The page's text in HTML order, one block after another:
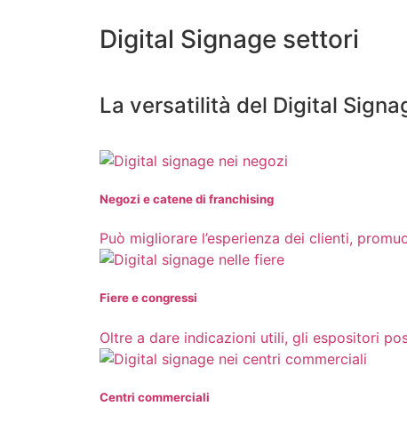
Digital Signage settori
La versatilità del Digital
Negozi e catene di franchising
Può migliorare l’esperienza dei clienti,
Fiere e congressi
Oltre a dare indicazioni utili, gli espositori
Centri commerciali